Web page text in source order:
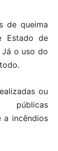
de queima
Estado de
Já o uso do
ou
públicas
a incêndios